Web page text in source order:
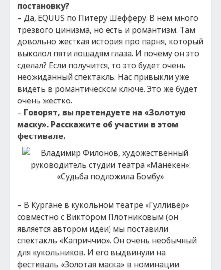
постановку?
– Да, EQUUS по Питеру Шефферу. В нем много
трезвого цинизма, но есть и романтизм. Там
довольно жесткая история про парня, который
выколол пяти лошадям глаза. И почему он это
сделал? Если получится, то это будет очень
неожиданный спектакль. Нас привыкли уже
видеть в романтическом ключе. Это же будет
очень жестко.
– Говорят, вы претендуете на «Золотую
маску». Расскажите об участии в этом
фестивале.
– В Кургане в кукольном театре «Гулливер»
совместно с Виктором Плотниковым (он
является автором идеи) мы поставили
спектакль «Каприччио». Он очень необычный
для кукольников. И его выдвинули на
фестиваль «Золотая маска» в номинации